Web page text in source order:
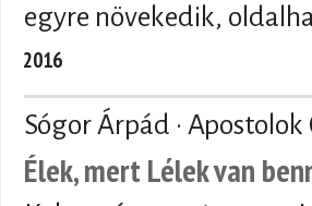
egyre növekedik,
2016
Sógor Árpád ·
Élek, mert Lélek van